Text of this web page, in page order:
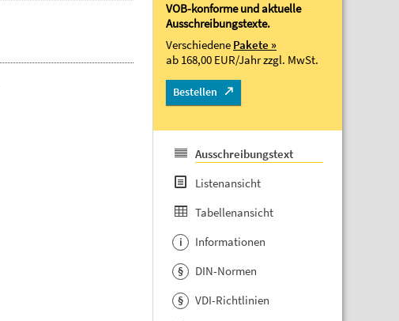
VOB-konforme und aktuelle
Ausschreibungstexte.
Verschiedene Pakete »
ab 168,00 EUR/Jahrzzgl. MwSt.
Bestellen
Ausschreibungstext
Listenansicht
Tabellenansicht
i Informationen
§ DIN-Normen
§ VDI-Richtlinien